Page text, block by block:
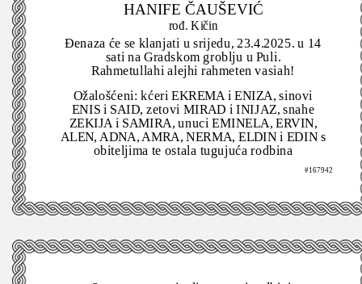
HANIFE ČAUŠEVIĆ
rođ. Kičin
Đenaza će se klanjati u srijedu, 23.4.2025. u 14
sati na Gradskom groblju u Puli.
Rahmetullahi alejhi rahmeten vasiah!
Ožalošćeni: kćeri EKREMA i ENIZA, sinovi
ENIS i SAID, zetovi MIRAD i INIJAZ, snahe
ZEKIJA i SAMIRA, unuci EMINELA, ERVIN,
ALEN, ADNA, AMRA, NERMA, ELDIN i EDIN s
obiteljima te ostala tugujuća rodbina
#167942